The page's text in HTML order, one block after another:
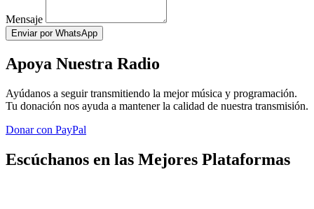
Mensaje
Enviar por WhatsApp
Apoya Nuestra Radio
Ayúdanos a seguir transmitiendo la mejor música y programación.
Tu donación nos ayuda a mantener la calidad de nuestra transmisión.
Donar con PayPal
Escúchanos en las Mejores Plataformas